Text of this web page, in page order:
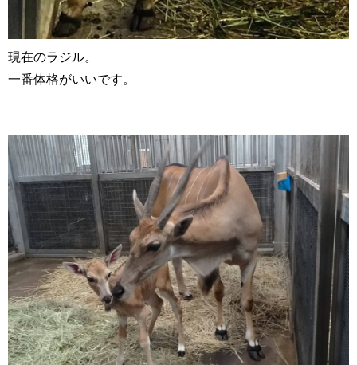
現在のラジル。
一番体格がいいです。